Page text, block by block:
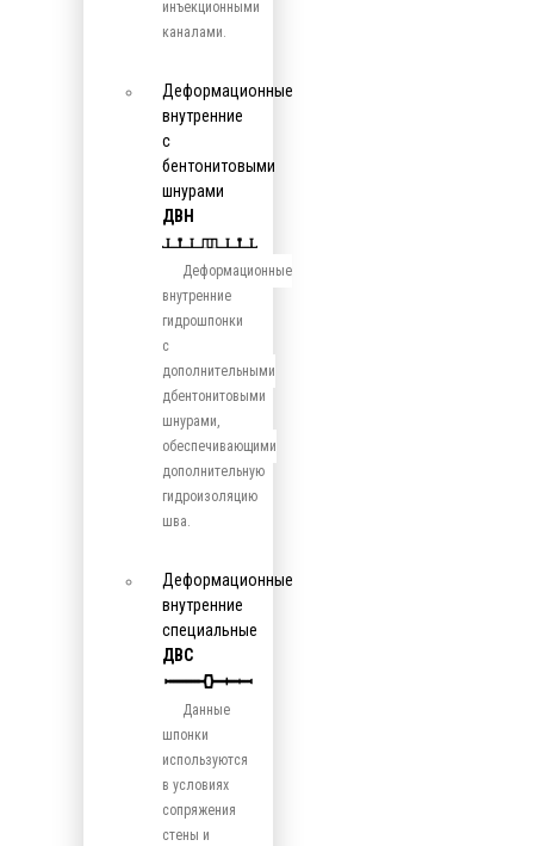
инъекционными
каналами.
Деформационные
внутренние
с
бентонитовыми
шнурами
ДВН
Деформационные
внутренние
гидрошпонки
с
дополнительными
дбентонитовыми
шнурами,
обеспечивающими
дополнительную
гидроизоляцию
шва.
Деформационные
внутренние
специальные
ДВС
Данные
шпонки
используются
в условиях
сопряжения
стены и